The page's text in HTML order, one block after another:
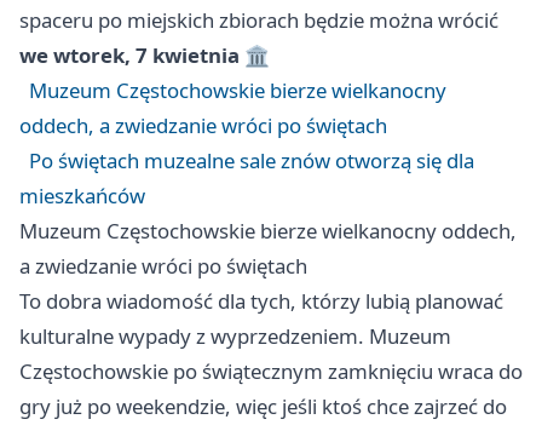
spaceru po miejskich zbiorach będzie można wrócić
we wtorek, 7 kwietnia 🏛️
Muzeum Częstochowskie bierze wielkanocny
oddech, a zwiedzanie wróci po świętach
Po świętach muzealne sale znów otworzą się dla
mieszkańców
Muzeum Częstochowskie bierze wielkanocny oddech,
a zwiedzanie wróci po świętach
To dobra wiadomość dla tych, którzy lubią planować
kulturalne wypady z wyprzedzeniem. Muzeum
Częstochowskie po świątecznym zamknięciu wraca do
gry już po weekendzie, więc jeśli ktoś chce zajrzeć do